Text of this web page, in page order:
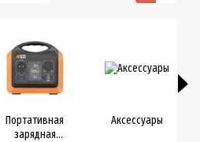
Портативная
зарядная
Аксессуары